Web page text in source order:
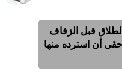
قبل الزفاف
أن استرده منها